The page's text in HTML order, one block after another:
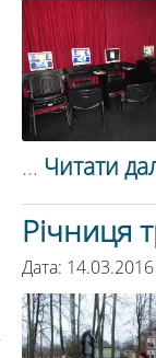
... Читати
Річниця
Дата: